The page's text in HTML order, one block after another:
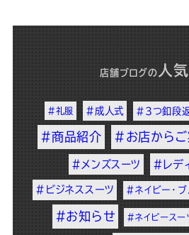
店舗ブログの 人
#礼服 #成人式 #3つ釦段
#商品紹介 #お店からご
#メンズスーツ #レデ
#ビジネススーツ #ネイビー・ブ
#お知らせ #ネイビースー